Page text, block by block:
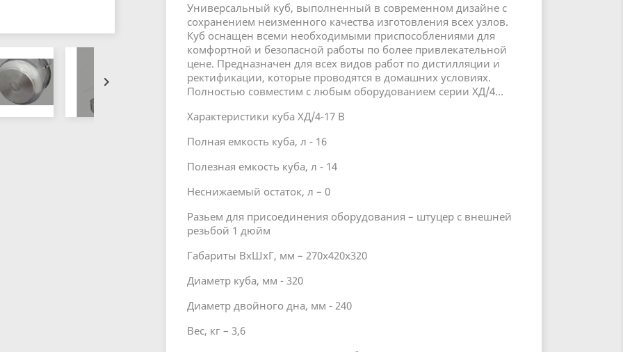

Универсальный куб, выполненный в современном дизайне с
сохранением неизменного качества изготовления всех узлов.
Куб оснащен всеми необходимыми приспособлениями для
комфортной и безопасной работы по более привлекательной
цене. Предназначен для всех видов работ по дистилляции и
ректификации, которые проводятся в домашних условиях.
Полностью совместим с любым оборудованием серии ХД/4...
Характеристики куба ХД/4-17 В
Полная емкость куба, л - 16
Полезная емкость куба, л - 14
Неснижаемый остаток, л – 0
Разьем для присоединения оборудования – штуцер с внешней
резьбой 1 дюйм
Габариты ВхШхГ, мм – 270х420х320
Диаметр куба, мм - 320
Диаметр двойного дна, мм - 240
Вес, кг – 3,6